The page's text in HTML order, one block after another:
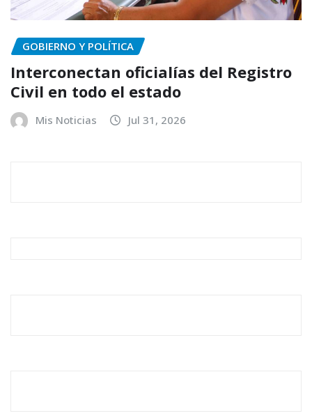
GOBIERNO Y POLÍTICA
Interconectan oficialías del Registro
Civil en todo el estado
Mis Noticias Jul 31, 2026